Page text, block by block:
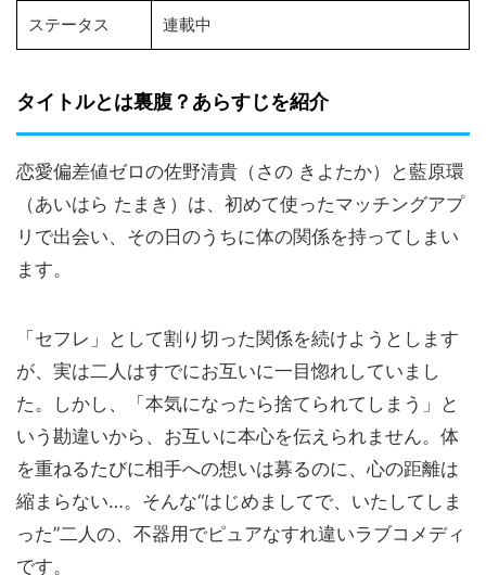
ステータス 連載中
タイトルとは裏腹？あらすじを紹介
恋愛偏差値ゼロの佐野清貴（さの きよたか）と藍原環
（あいはら たまき）は、初めて使ったマッチングアプ
リで出会い、その日のうちに体の関係を持ってしまい
ます。
「セフレ」として割り切った関係を続けようとします
が、実は二人はすでにお互いに一目惚れしていまし
た。しかし、「本気になったら捨てられてしまう」と
いう勘違いから、お互いに本心を伝えられません。体
を重ねるたびに相手への想いは募るのに、心の距離は
縮まらない…。そんな“はじめましてで、いたしてしま
った”二人の、不器用でピュアなすれ違いラブコメディ
です。